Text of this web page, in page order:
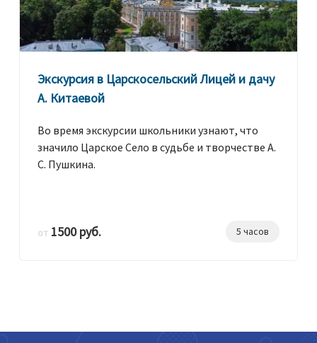
Экскурсия в Царскосельский Лицей и дачу
А. Китаевой
Во время экскурсии школьники узнают, что
значило Царское Село в судьбе и творчестве А.
С. Пушкина.
от 1500 руб. 5 часов